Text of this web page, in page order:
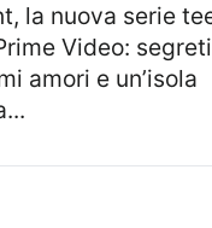
Video: segreti
amori e un’isola